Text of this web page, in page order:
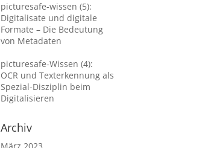
picturesafe-wissen (5):
Digitalisate und digitale
Formate – Die Bedeutung
von Metadaten
picturesafe-Wissen (4):
OCR und Texterkennung als
Spezial-Disziplin beim
Digitalisieren
Archiv